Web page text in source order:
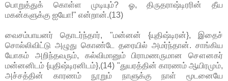
பொறுத்துக் கொள்ள முடியும்? ஓ, திருதராஷ்டிரரின் தீய
மகன்களுக்கு ஐயோ!" என்றான்.(13)
வைசம்பாயனர் தொடர்ந்தார், "மன்னன் {யுதிஷ்டிரன்}, இதைச்
சொல்லிவிட்டு அழுது கொண்டே தரையில் அமர்ந்தான். சாங்கிய
யோகம் அறிந்தவரும், கல்விமானும் பிராமணருமான சௌனகர்
மன்னனிடம் {யுதிஷ்டிரனிடம்},(14) "துயரத்தின் காரணம் ஆயிரமும்,
அச்சத்தின் காரணம் நூறும் நாளுக்கு நாள் மூடனையே